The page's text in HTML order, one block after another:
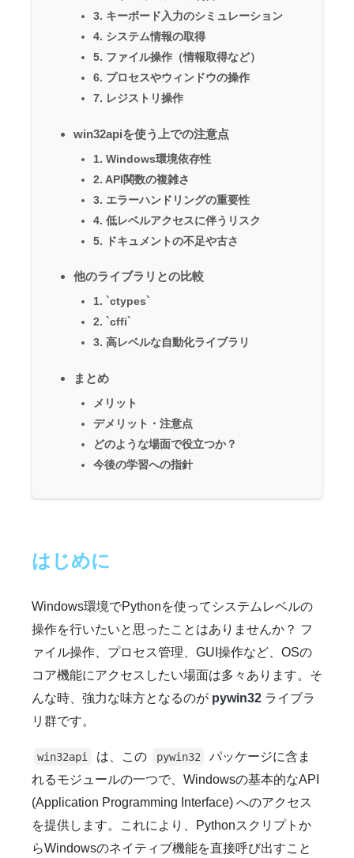
3. キーボード入力のシミュレーション
4. システム情報の取得
5. ファイル操作（情報取得など）
6. プロセスやウィンドウの操作
7. レジストリ操作
win32apiを使う上での注意点
1. Windows環境依存性
2. API関数の複雑さ
3. エラーハンドリングの重要性
4. 低レベルアクセスに伴うリスク
5. ドキュメントの不足や古さ
他のライブラリとの比較
1. `ctypes`
2. `cffi`
3. 高レベルな自動化ライブラリ
まとめ
メリット
デメリット・注意点
どのような場面で役立つか？
今後の学習への指針
はじめに
Windows環境でPythonを使ってシステムレベルの
操作を行いたいと思ったことはありませんか？ フ
ァイル操作、プロセス管理、GUI操作など、OSの
コア機能にアクセスしたい場面は多々あります。そ
んな時、強力な味方となるのが pywin32 ライブラ
リ群です。
win32api は、この pywin32
パッケージに含ま
れるモジュールの一つで、Windowsの基本的なAPI
(Application Programming Interface) へのアクセス
を提供します。これにより、Pythonスクリプトか
らWindowsのネイティブ機能を直接呼び出すこと